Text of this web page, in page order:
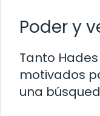
Poder y
Tanto
motivados
una